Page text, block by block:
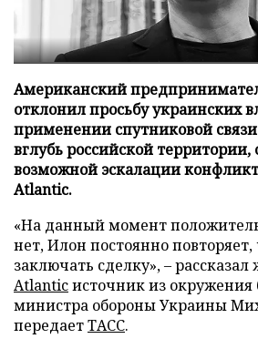
Американский
отклонил просьбу украинских
применении спутниковой
вглубь российской территории,
возможной эскалации
Atlantic.
«На данный момент
нет, Илон постоянно повторяет,
заключать сделку», –
Atlanticисточник из
министра обороны Украины
передаетТАСС.